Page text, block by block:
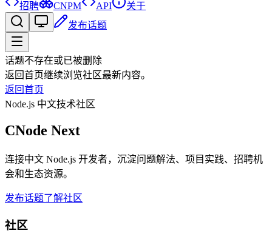
招聘 CNPM API
关于
发布话题
话题不存在或已被删除
返回首页继续浏览社区最新内容。
返回首页
Node.js 中文技术社区
CNode Next
连接中文 Node.js 开发者，沉淀问题解法、项目实践、招聘机
会和生态资源。
发布话题了解社区
社区